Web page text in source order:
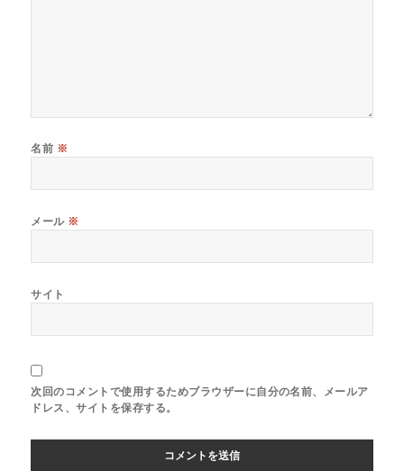
名前 ※
メール ※
サイト
次回のコメントで使用するためブラウザーに自分の名前、メールア
ドレス、サイトを保存する。